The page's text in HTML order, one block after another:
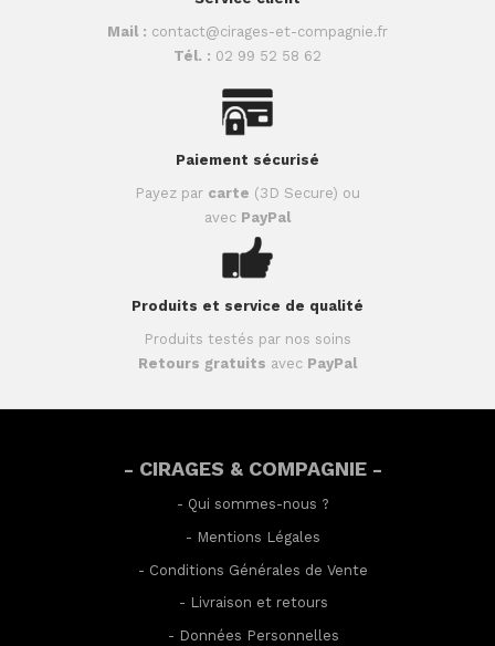
Mail : contact@cirages-et-compagnie.fr
Tél. : 02 99 52 58 62
Paiement sécurisé
Payez par carte (3D Secure) ou
avec PayPal
Produits et service de qualité
Produits testés par nos soins
Retours gratuits avec PayPal
- CIRAGES & COMPAGNIE -
- Qui sommes-nous ?
- Mentions Légales
- Conditions Générales de Vente
- Livraison et retours
- Données Personnelles